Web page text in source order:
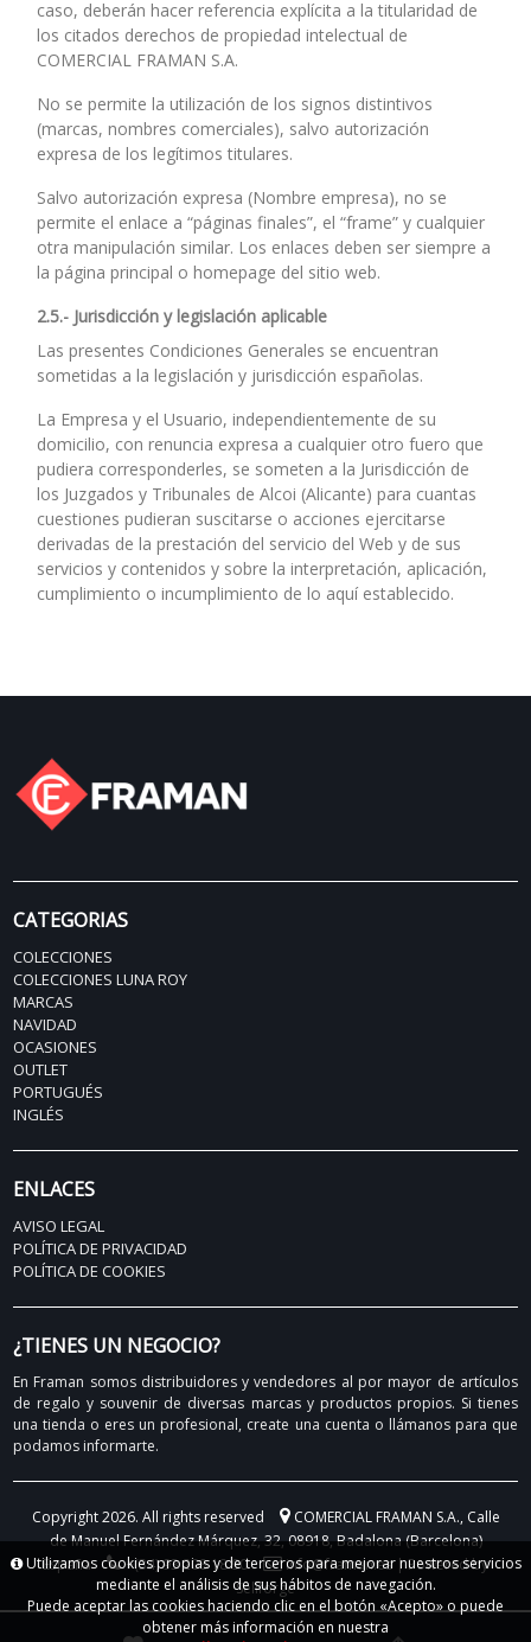
caso, deberán hacer referencia explícita a la titularidad de
los citados derechos de propiedad intelectual de
COMERCIAL FRAMAN S.A.
No se permite la utilización de los signos distintivos
(marcas, nombres comerciales), salvo autorización
expresa de los legítimos titulares.
Salvo autorización expresa (Nombre empresa), no se
permite el enlace a “páginas finales”, el “frame” y cualquier
otra manipulación similar. Los enlaces deben ser siempre a
la página principal o homepage del sitio web.
2.5.- Jurisdicción y legislación aplicable
Las presentes Condiciones Generales se encuentran
sometidas a la legislación y jurisdicción españolas.
La Empresa y el Usuario, independientemente de su
domicilio, con renuncia expresa a cualquier otro fuero que
pudiera corresponderles, se someten a la Jurisdicción de
los Juzgados y Tribunales de Alcoi (Alicante) para cuantas
cuestiones pudieran suscitarse o acciones ejercitarse
derivadas de la prestación del servicio del Web y de sus
servicios y contenidos y sobre la interpretación, aplicación,
cumplimiento o incumplimiento de lo aquí establecido.
CATEGORIAS
COLECCIONES
COLECCIONES LUNA ROY
MARCAS
NAVIDAD
OCASIONES
OUTLET
PORTUGUÉS
INGLÉS
ENLACES
AVISO LEGAL
POLÍTICA DE PRIVACIDAD
POLÍTICA DE COOKIES
¿TIENES UN NEGOCIO?
En Framan somos distribuidores y vendedores al por mayor de artículos
de regalo y souvenir de diversas marcas y productos propios. Si tienes
una tienda o eres un profesional, create una cuenta o llámanos para que
podamos informarte.
Copyright 2026. All rights reserved COMERCIAL FRAMAN S.A., Calle
de Manuel Fernández Márquez, 32, 08918, Badalona (Barcelona)
España
+(34) 93 208 18 90 info@framan.es|Powered by
Sellforge
Utilizamos cookies propias y de terceros para mejorar nuestros servicios
mediante el análisis de sus hábitos de navegación.
Puede aceptar las cookies haciendo clic en el botón «Acepto» o puede
obtener más información en nuestra